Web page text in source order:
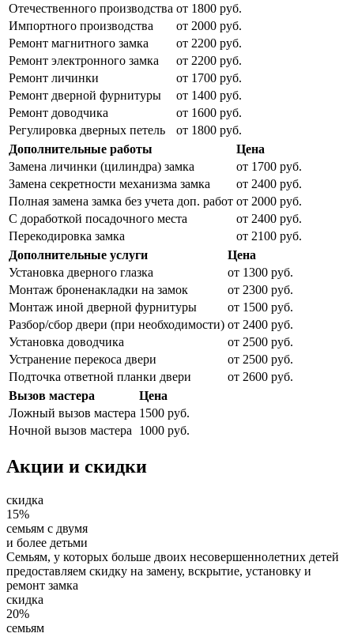
Отечественного производства от 1800 руб.
Импортного производства
от 2000 руб.
Ремонт магнитного замка
от 2200 руб.
Ремонт электронного замка
от 2200 руб.
Ремонт личинки
от 1700 руб.
Ремонт дверной фурнитуры
от 1400 руб.
Ремонт доводчика
от 1600 руб.
Регулировка дверных петель
от 1800 руб.
Дополнительные работы
Цена
Замена личинки (цилиндра) замка
от 1700 руб.
Замена секретности механизма замка
от 2400 руб.
Полная замена замка без учета доп. работ от 2000 руб.
С доработкой посадочного места
от 2400 руб.
Перекодировка замка
от 2100 руб.
Дополнительные услуги
Цена
Установка дверного глазка
от 1300 руб.
Монтаж броненакладки на замок
от 2300 руб.
Монтаж иной дверной фурнитуры
от 1500 руб.
Разбор/сбор двери (при необходимости) от 2400 руб.
Установка доводчика
от 2500 руб.
Устранение перекоса двери
от 2500 руб.
Подточка ответной планки двери
от 2600 руб.
Вызов мастера
Цена
Ложный вызов мастера 1500 руб.
Ночной вызов мастера
1000 руб.
Акции и скидки
скидка
15%
семьям с двумя
и более детьми
Семьям, у которых больше двоих несовершеннолетних детей
предоставляем скидку на замену, вскрытие, установку и
ремонт замка
скидка
20%
семьям